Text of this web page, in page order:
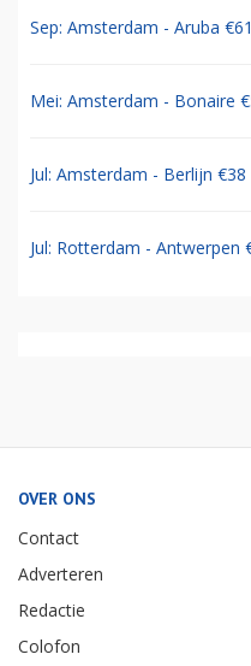
Sep: Amsterdam - Aruba
Mei: Amsterdam - Bonaire
Jul: Amsterdam - Berlijn €38
Jul: Rotterdam - Antwerpen
OVER ONS
Contact
Adverteren
Redactie
Colofon